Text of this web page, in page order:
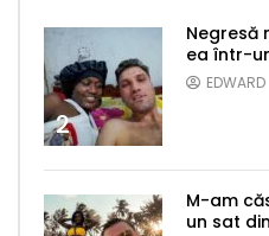
2
Negresă
ea într-
EDWARD
M-am
un sat